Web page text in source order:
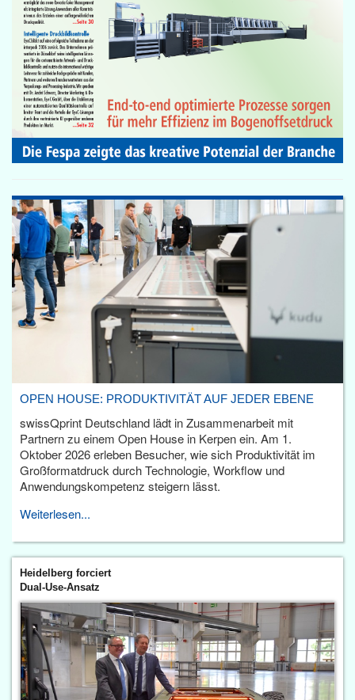
OPEN HOUSE: PRODUKTIVITÄT AUF JEDER EBENE
swissQprint Deutschland lädt in Zusammenarbeit mit
Partnern zu einem Open House in Kerpen ein. Am 1.
Oktober 2026 erleben Besucher, wie sich Produktivität im
Großformatdruck durch Technologie, Workflow und
Anwendungskompetenz steigern lässt.
Weiterlesen...
Heidelberg forciert
Dual-Use-Ansatz